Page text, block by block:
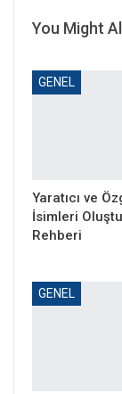
You Might
GENEL
Yaratıcı ve
İsimleri
Rehberi
GENEL